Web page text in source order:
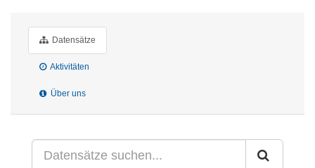
Datensätze
Aktivitäten
Über uns